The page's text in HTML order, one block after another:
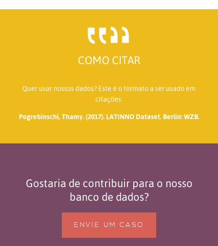
COMO CITAR
Quer usar nossos dados? Este é o formato a ser usado em
citações:
Pogrebinschi, Thamy. (2017). LATINNO Dataset. Berlin: WZB.
Gostaria de contribuir para o nosso
banco de dados?
ENVIE UM CASO